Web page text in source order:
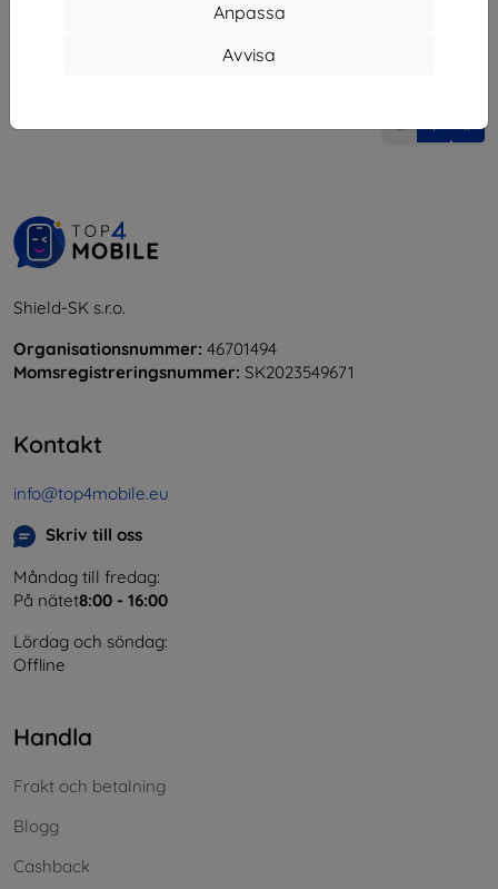
Anpassa
Avvisa
« 1 »
Shield-SK s.r.o.
Organisationsnummer: 46701494
Momsregistreringsnummer: SK2023549671
Kontakt
info@top4mobile.eu
Skriv till oss
Måndag till fredag:
På nätet8:00 - 16:00
Lördag och söndag:
Offline
Handla
Frakt och betalning
Blogg
Cashback